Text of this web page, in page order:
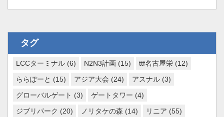
タグ
LCCターミナル (6) N2N3計画 (15) ttf名古屋栄 (12)
ららぽーと (15) アジア大会 (24) アスナル (3)
グローバルゲート (3) ゲートタワー (4)
ジブリパーク (20) ノリタケの森 (14) リニア (55)